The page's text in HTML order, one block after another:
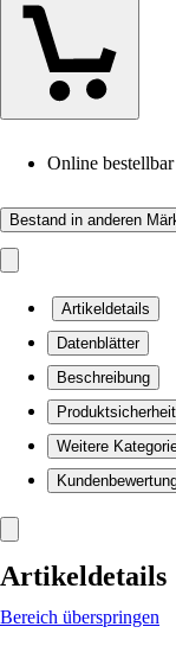
Online bestellbar
Bestand in anderen
Artikeldetails
Datenblätter
Beschreibung
Produktsicherheit
Weitere
Artikeldetails
Bereich überspringen